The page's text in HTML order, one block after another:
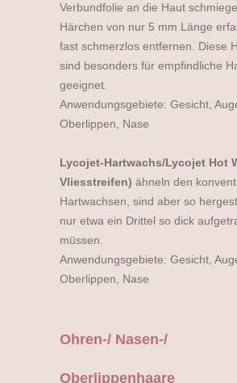
Verbundfolie an die Haut
Härchen von nur 5 mm Länge
fast schmerzlos entfernen. Diese
sind besonders für empfindliche
geeignet.
Anwendungsgebiete: Gesicht,
Oberlippen, Nase
Lycojet-Hartwachs/Lycojet Hot
Vliesstreifen) ähneln den
Hartwachsen, sind aber so
nur etwa ein Drittel so dick
müssen.
Anwendungsgebiete: Gesicht,
Oberlippen, Nase
Ohren-/ Nasen-/
Oberlippenhaare